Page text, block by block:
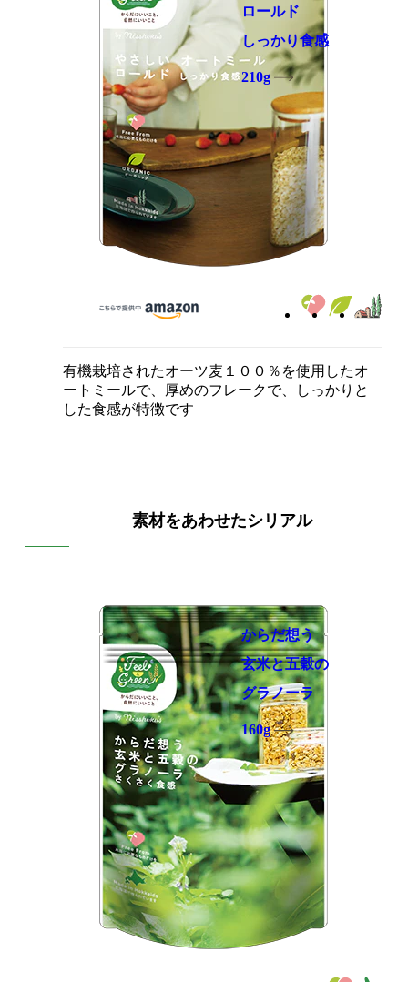
ロールド
しっかり食感
210g
有機栽培されたオーツ麦１００％を使用したオ
ートミールで、厚めのフレークで、しっかりと
した食感が特徴です
素材をあわせたシリアル
からだ想う
玄米と五穀の
グラノーラ
160g